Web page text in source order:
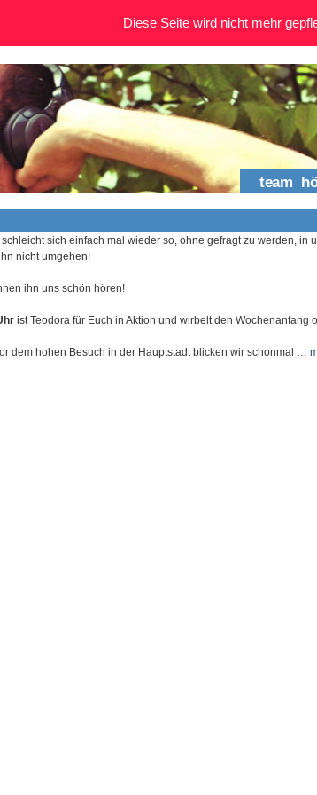
team
sich einfach mal wieder so, ohne gefragt zu werden, in
nicht umgehen!
ihn uns schön hören!
ist Teodora für Euch in Aktion und wirbelt den Wochenanfang
dem hohen Besuch in der Hauptstadt blicken wir schonmal …
Diese Seite wird nicht mehr